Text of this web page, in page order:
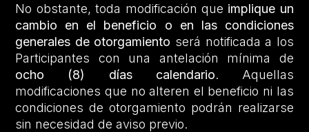
No obstante, toda modificación que implique un
cambio en el beneficio o en las condiciones
generales de otorgamiento será notificada a los
Participantes con una antelación mínima de
ocho (8) días calendario. Aquellas
modificaciones que no alteren el beneficio ni las
condiciones de otorgamiento podrán realizarse
sin necesidad de aviso previo.